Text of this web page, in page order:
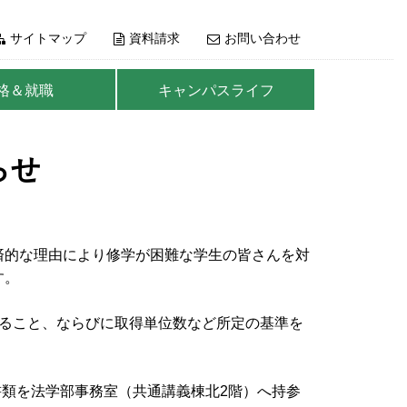
サイトマップ 資料請求 お問い合わせ
＆就職 キャンパスライフ
せ
な理由により修学が困難な学生の皆さんを対
こと、ならびに取得単位数など所定の基準を
類を法学部事務室（共通講義棟北2階）へ持参